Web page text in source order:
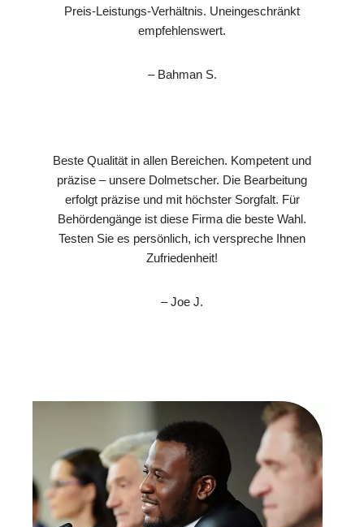
Preis-Leistungs-Verhältnis. Uneingeschränkt
empfehlenswert.
– Bahman S.
Beste Qualität in allen Bereichen. Kompetent und
präzise – unsere Dolmetscher. Die Bearbeitung
erfolgt präzise und mit höchster Sorgfalt. Für
Behördengänge ist diese Firma die beste Wahl.
Testen Sie es persönlich, ich verspreche Ihnen
Zufriedenheit!
– Joe J.